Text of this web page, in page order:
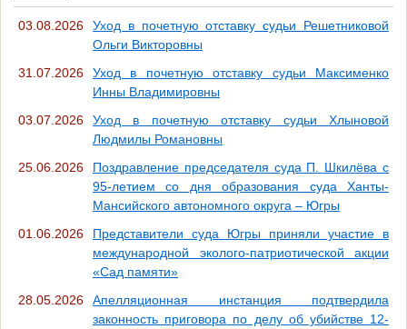
03.08.2026
Уход в почетную отставку судьи Решетниковой
Ольги Викторовны
31.07.2026
Уход в почетную отставку судьи Максименко
Инны Владимировны
03.07.2026
Уход в почетную отставку судьи Хлыновой
Людмилы Романовны
25.06.2026
Поздравление председателя суда П. Шкилёва с
95-летием со дня образования суда Ханты-
Мансийского автономного округа – Югры
01.06.2026
Представители суда Югры приняли участие в
международной эколого-патриотической акции
«Сад памяти»
28.05.2026
Апелляционная инстанция подтвердила
законность приговора по делу об убийстве 12-